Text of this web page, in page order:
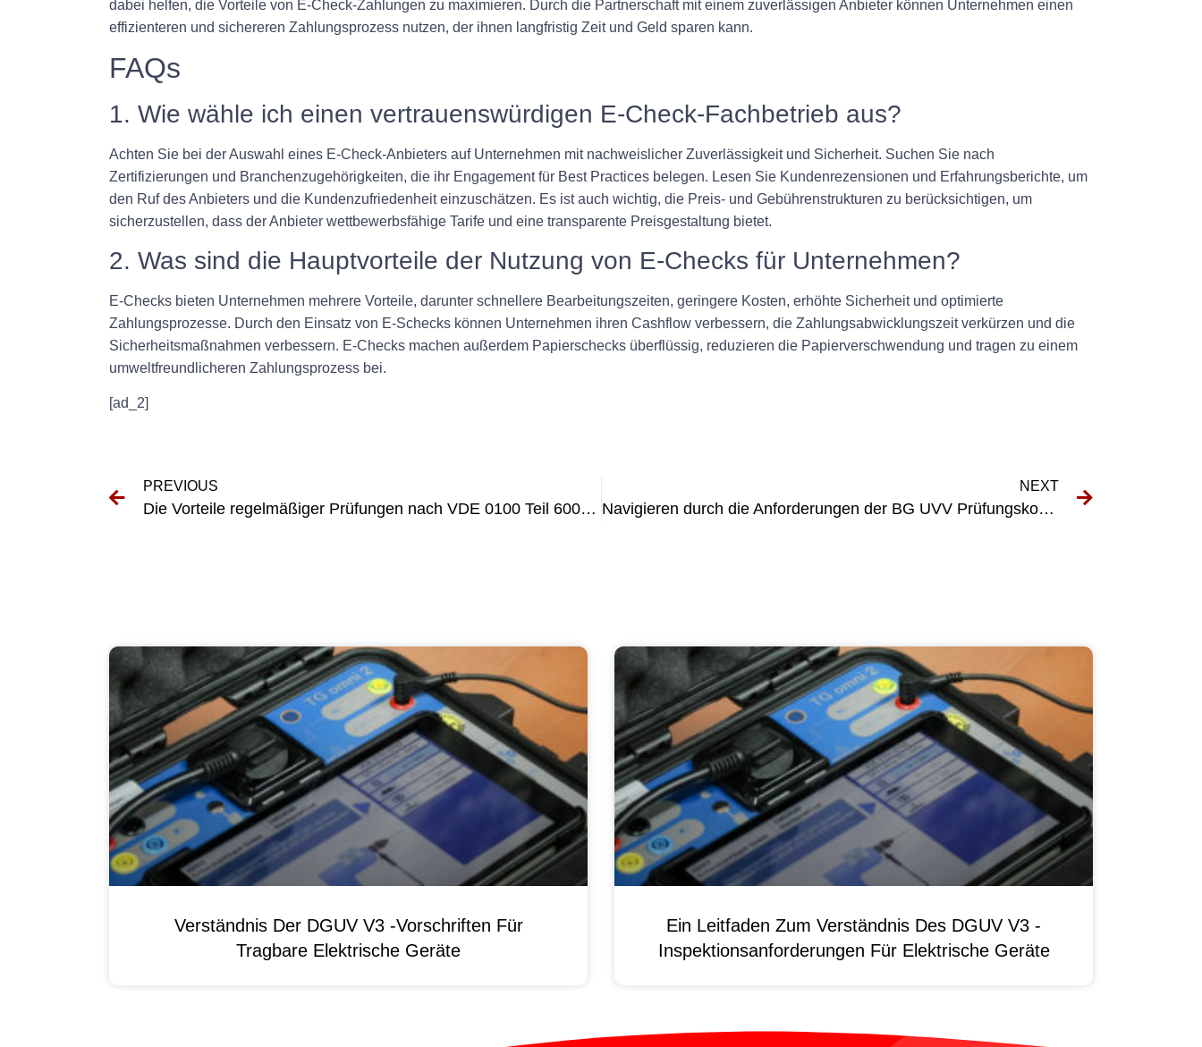
dabei helfen, die Vorteile von E-Check-Zahlungen zu maximieren. Durch die Partnerschaft mit einem zuverlässigen Anbieter können Unternehmen einen
effizienteren und sichereren Zahlungsprozess nutzen, der ihnen langfristig Zeit und Geld sparen kann.
FAQs
1. Wie wähle ich einen vertrauenswürdigen E-Check-Fachbetrieb aus?
Achten Sie bei der Auswahl eines E-Check-Anbieters auf Unternehmen mit nachweislicher Zuverlässigkeit und Sicherheit. Suchen Sie nach
Zertifizierungen und Branchenzugehörigkeiten, die ihr Engagement für Best Practices belegen. Lesen Sie Kundenrezensionen und Erfahrungsberichte, um
den Ruf des Anbieters und die Kundenzufriedenheit einzuschätzen. Es ist auch wichtig, die Preis- und Gebührenstrukturen zu berücksichtigen, um
sicherzustellen, dass der Anbieter wettbewerbsfähige Tarife und eine transparente Preisgestaltung bietet.
2. Was sind die Hauptvorteile der Nutzung von E-Checks für Unternehmen?
E-Checks bieten Unternehmen mehrere Vorteile, darunter schnellere Bearbeitungszeiten, geringere Kosten, erhöhte Sicherheit und optimierte
Zahlungsprozesse. Durch den Einsatz von E-Schecks können Unternehmen ihren Cashflow verbessern, die Zahlungsabwicklungszeit verkürzen und die
Sicherheitsmaßnahmen verbessern. E-Checks machen außerdem Papierschecks überflüssig, reduzieren die Papierverschwendung und tragen zu einem
umweltfreundlicheren Zahlungsprozess bei.
[ad_2]
PREVIOUS
Die Vorteile regelmäßiger Prüfungen nach VDE 0100 Teil 600 für elektrische Sicherheit
NEXT
Navigieren durch die Anforderungen der BG UVV Prüfungskonformität
Verständnis Der DGUV V3 -Vorschriften Für
Tragbare Elektrische Geräte
Ein Leitfaden Zum Verständnis Des DGUV V3 -
Inspektionsanforderungen Für Elektrische Geräte